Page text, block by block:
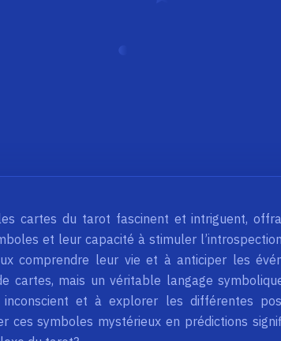
cartes du tarot fascinent et intriguent,
et leur capacité à stimuler
comprendre leur vie et à anticiper les
cartes, mais un véritable langage
et à explorer les différentes
ces symboles mystérieux en prédictions